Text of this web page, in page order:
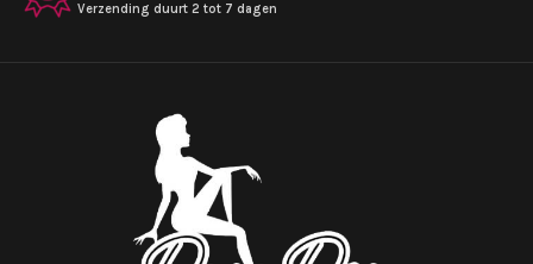
Verzending duurt 2 tot 7 dagen